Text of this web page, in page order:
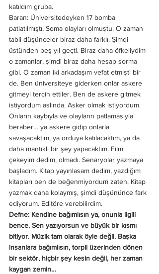
katıldım gruba.
Baran: Üniversitedeyken 17 bomba
patlatılmıştı, Soma olayları olmuştu. O zaman
tabii düşünceler biraz daha farklı. Şimdi
üstünden beş yıl geçti. Biraz daha öfkeliydim
o zamanlar, şimdi biraz daha hesap sorma
gibi. O zaman iki arkadaşım vefat etmişti bir
de. Ben üniversiteye giderken onlar askere
gitmeyi tercih ettiler. Ben de askere gitmek
istiyordum aslında. Asker olmak istiyordum.
Onların kaybıyla ve olayların patlamasıyla
beraber… ya askere gidip onlarla
savaşacaktım, ya orduya katılacaktım, ya da
daha mantıklı bir şey yapacaktım. Film
çekeyim dedim, olmadı. Senaryolar yazmaya
başladım. Kitap yayınlasam dedim, yazdığım
kitapları ben de beğenmiyordum zaten. Kitap
yazmak daha kolaymış, şimdi düşününce fark
ediyorum. Editöre verebilirdim.
Defne: Kendine bağımlısın ya, onunla ilgili
bence. Sen yazıyorsun ve büyük bir kısmı
bitiyor. Müzik tam olarak öyle değil. Başka
insanlara bağımlısın, torpil üzerinden dönen
bir sektör, hiçbir şey kesin değil, her zaman
kaygan zemin…